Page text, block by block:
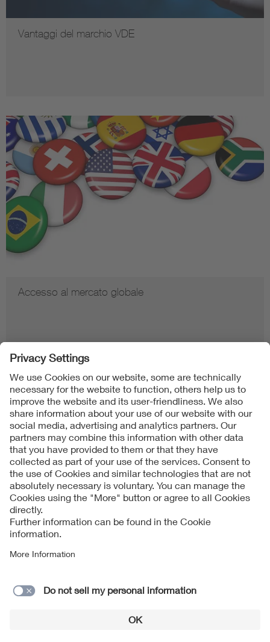
Vantaggi del marchio VDE
Accesso al mercato globale
Follow us on
Imprint + Liability
Cookies Notice